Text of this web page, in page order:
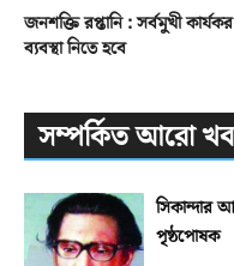
জনশক্তি রপ্তানি : সর্বমুখী কার্যকর
ব্যবস্থা নিতে হবে
সম্পর্কিত আরো
সিকান্দার
পৃষ্ঠপোষক